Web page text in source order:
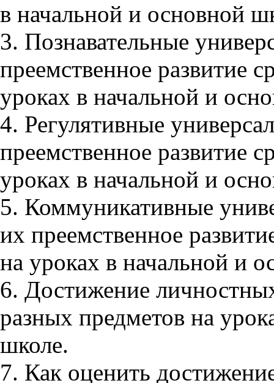
в начальной и основной
3. Познавательные
преемственное развитие
уроках в начальной и
4. Регулятивные
преемственное развитие
уроках в начальной и
5. Коммуникативные
их преемственное
на уроках в начальной и
6. Достижение
разных предметов на
школе.
7. Как оценить